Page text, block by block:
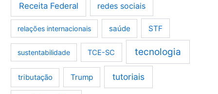
Receita Federal redes sociais
relações internacionais saúde STF
sustentabilidade TCE-SC tecnologia
tributação Trump tutoriais